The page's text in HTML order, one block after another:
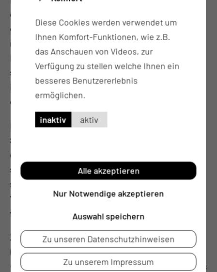
gesamten Studienverlaufs das wissenschaftliche,
evidenzbasierte Denken und Handeln als Rüstzeug
mit auf den Weg. So werden wissenschaftliche
Erkenntnisse aus der Gesundheitssystemforschung
sowie der Digitalisierung des Gesundheitswesens
in speziellen Wissenschaftsmodulen und einer
eigenen wissenschaftlichen Arbeit vermittelt.
Studienplatzvergabeerfolgt zentral über die
Stiftung für Hochschulzulassung. Dabei zählen für
die Studienplatzvergabe sowohl
schulnotenunabhängige als auch
schulnotenunabhängige Kriterien wie berufliche
Vorerfahrung und der Studieneignungstest als
wichtige Maßstäbe.
Zudem gibt es während der Infoveranstaltung einen
kurzen Überblick,wodie Studierenden an der MUL
– CT eigentlichunterrichtetwerden. Den Abschluss
Diese Cookies werden verwendet um
Ihnen Komfort-Funktionen, wie z.B.
das Anschauen von Videos, zur
Verfügung zu stellen welche Ihnen ein
besseres Benutzererlebnis
ermöglichen.
inaktiv aktiv
Alle akzeptieren
Nur Notwendige akzeptieren
Auswahl speichern
Zu unseren Datenschutzhinweisen
Zu unserem Impressum